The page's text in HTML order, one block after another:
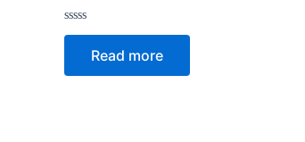
Rated
5
Read more